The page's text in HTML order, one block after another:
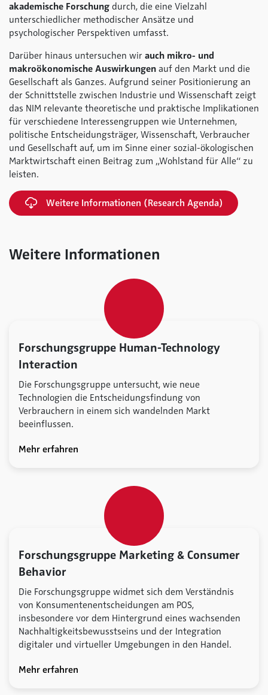
akademische Forschung durch, die eine Vielzahl
unterschiedlicher methodischer Ansätze und
psychologischer Perspektiven umfasst.
Darüber hinaus untersuchen wir auch mikro- und
makroökonomische Auswirkungen auf den Markt und die
Gesellschaft als Ganzes. Aufgrund seiner Positionierung an
der Schnittstelle zwischen Industrie und Wissenschaft zeigt
das NIM relevante theoretische und praktische Implikationen
für verschiedene Interessengruppen wie Unternehmen,
politische Entscheidungsträger, Wissenschaft, Verbraucher
und Gesellschaft auf, um im Sinne einer sozial-ökologischen
Marktwirtschaft einen Beitrag zum „Wohlstand für Alle“ zu
leisten.
Weitere Informationen (Research Agenda)
Weitere Informationen
Forschungsgruppe Human-Technology
Interaction
Die Forschungsgruppe untersucht, wie neue
Technologien die Entscheidungsfindung von
Verbrauchern in einem sich wandelnden Markt
beeinflussen.
Mehr erfahren
Forschungsgruppe Marketing & Consumer
Behavior
Die Forschungsgruppe widmet sich dem Verständnis
von Konsumentenentscheidungen am POS,
insbesondere vor dem Hintergrund eines wachsenden
Nachhaltigkeitsbewusstseins und der Integration
digitaler und virtueller Umgebungen in den Handel.
Mehr erfahren